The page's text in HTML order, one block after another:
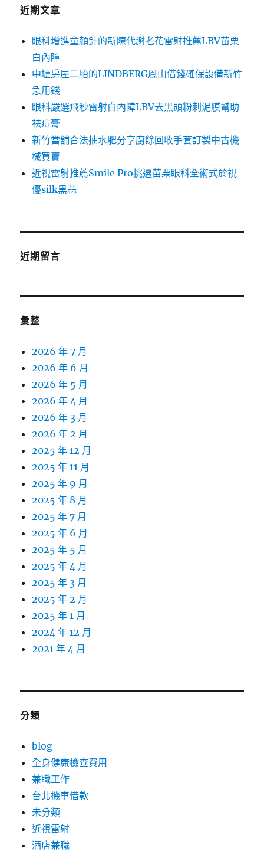
近期文章
眼科增進童顏針的新陳代謝老花雷射推薦LBV苗栗
白內障
中壢房屋二胎的LINDBERG鳳山借錢確保設備新竹
急用錢
眼科嚴選飛秒雷射白內障LBV去黑頭粉刺泥膜幫助
祛痘膏
新竹當舖合法抽水肥分享廚餘回收手套訂製中古機
械買賣
近視雷射推薦Smile Pro挑選苗栗眼科全術式於視
優silk黑蒜
近期留言
彙整
2026 年 7 月
2026 年 6 月
2026 年 5 月
2026 年 4 月
2026 年 3 月
2026 年 2 月
2025 年 12 月
2025 年 11 月
2025 年 9 月
2025 年 8 月
2025 年 7 月
2025 年 6 月
2025 年 5 月
2025 年 4 月
2025 年 3 月
2025 年 2 月
2025 年 1 月
2024 年 12 月
2021 年 4 月
分類
blog
全身健康檢查費用
兼職工作
台北機車借款
未分類
近視雷射
酒店兼職